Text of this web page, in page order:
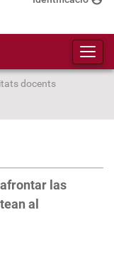
docents
las
al